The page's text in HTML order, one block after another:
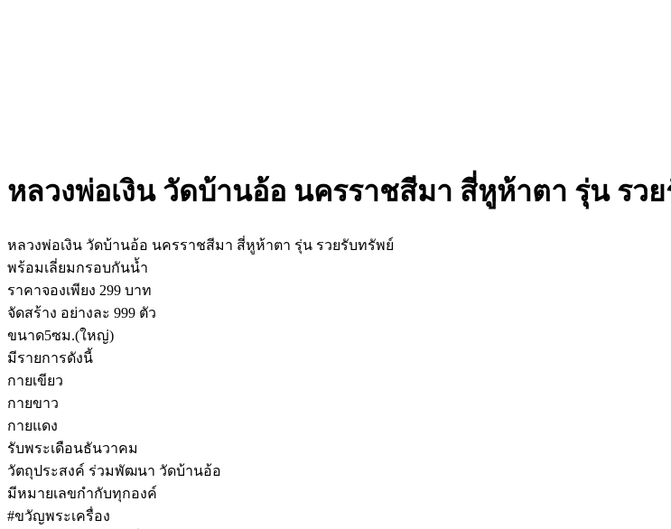
หลวงพ่อเงิน วัดบ้านอ้อ นครราชสีมา สี่หูห้าตา รุ่น รว
หลวงพ่อเงิน วัดบ้านอ้อ นครราชสีมา สี่หูห้าตา รุ่น รวยรับทรัพย์
พร้อมเลี่ยมกรอบกันน้ำ
ราคาจองเพียง 299 บาท
จัดสร้าง อย่างละ 999 ตัว
ขนาด5ซม.(ใหญ่)
มีรายการดังนี้
กายเขียว
กายขาว
กายแดง
รับพระเดือนธันวาคม
วัตถุประสงค์ ร่วมพัฒนา วัดบ้านอ้อ
มีหมายเลขกำกับทุกองค์
#ขวัญพระเครื่อง